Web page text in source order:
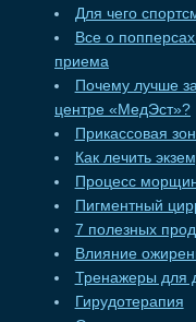
Для чего
Все о
приема
Почему лучше
центре «МедЭст»?
Прикассовая
Как лечить
Процесс
Пигментный
7 полезных
Влияние
Тренажеры для
Гирудотерапия